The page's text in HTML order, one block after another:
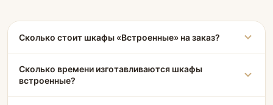
Сколько стоит шкафы «Встроенные» на заказ?
Сколько времени изготавливаются шкафы
встроенные?